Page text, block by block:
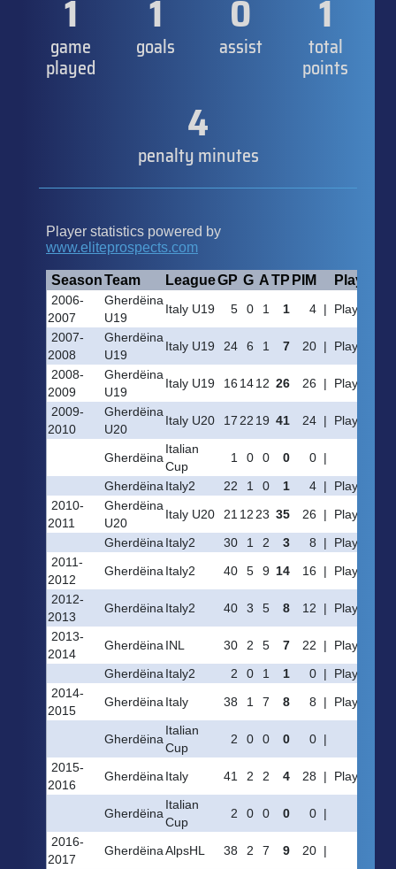
1
game
played
1
goals
0
assist
1
total
points
4
penalty minutes